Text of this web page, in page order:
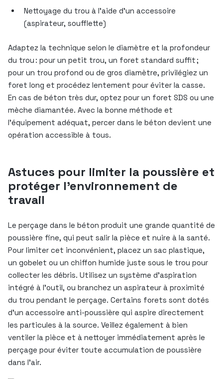
Nettoyage du trou à l’aide d’un accessoire
(aspirateur, soufflette)
Adaptez la technique selon le diamètre et la profondeur
du trou : pour un petit trou, un foret standard suffit ;
pour un trou profond ou de gros diamètre, privilégiez un
foret long et procédez lentement pour éviter la casse.
En cas de béton très dur, optez pour un foret SDS ou une
mèche diamantée. Avec la bonne méthode et
l’équipement adéquat, percer dans le béton devient une
opération accessible à tous.
Astuces pour limiter la poussière et
protéger l’environnement de
travail
Le perçage dans le béton produit une grande quantité de
poussière fine, qui peut salir la pièce et nuire à la santé.
Pour limiter cet inconvénient, placez un sac plastique,
un gobelet ou un chiffon humide juste sous le trou pour
collecter les débris. Utilisez un système d’aspiration
intégré à l’outil, ou branchez un aspirateur à proximité
du trou pendant le perçage. Certains forets sont dotés
d’un accessoire anti-poussière qui aspire directement
les particules à la source. Veillez également à bien
ventiler la pièce et à nettoyer immédiatement après le
perçage pour éviter toute accumulation de poussière
dans l’air.